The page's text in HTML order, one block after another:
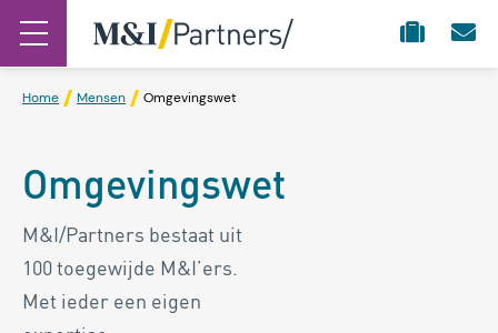
Home Mensen Omgevingswet
Omgevingswet
M&I/Partners bestaat uit
100 toegewijde M&I’ers.
Met ieder een eigen